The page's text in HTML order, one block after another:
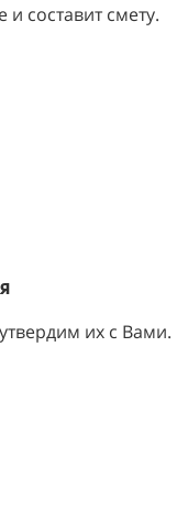
составит смету.
их с Вами.